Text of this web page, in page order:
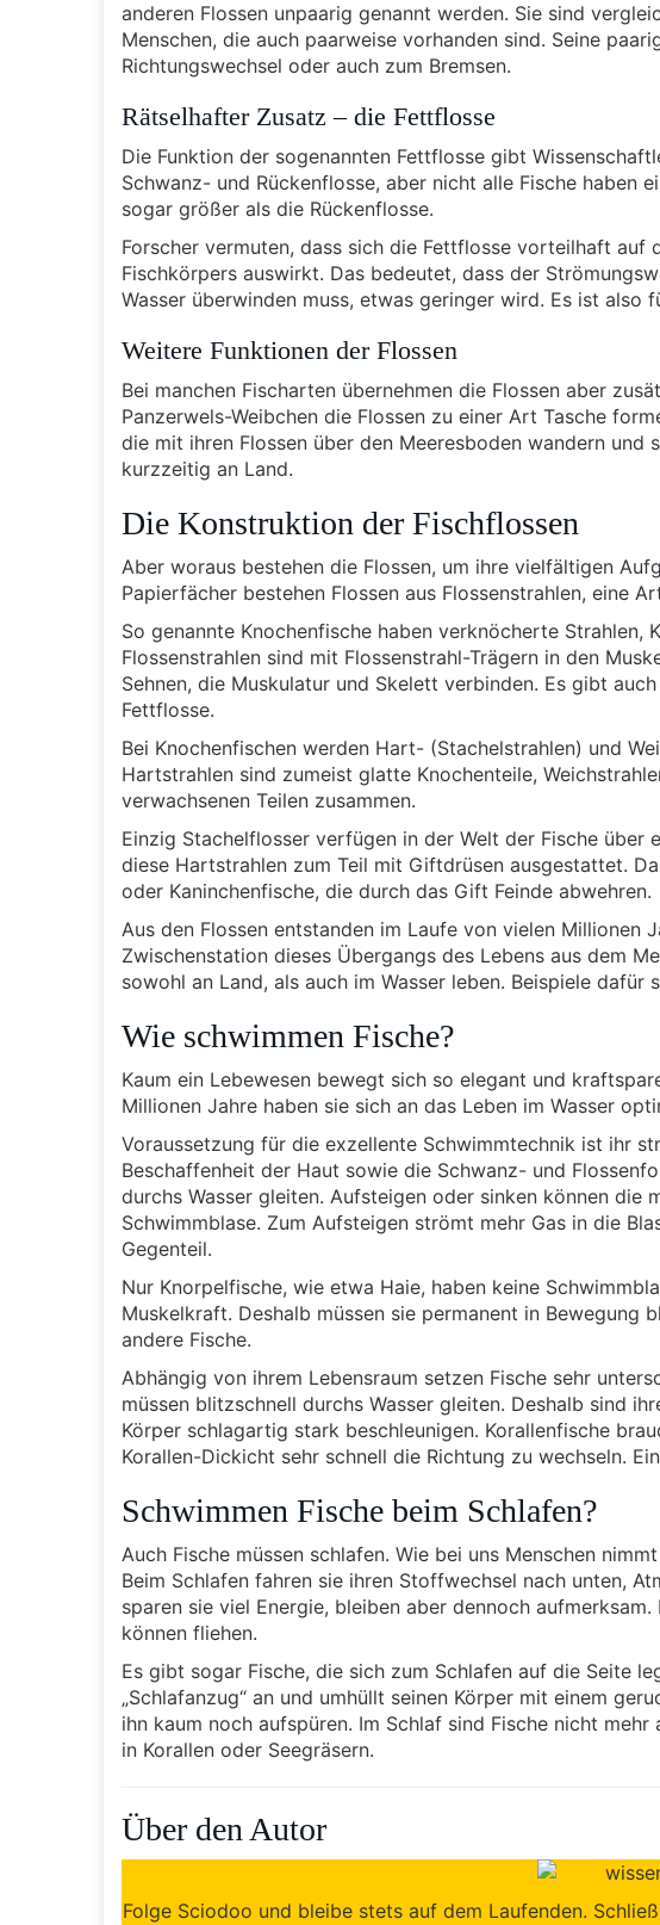
anderen Flossen unpaarig genannt werden. Sie sind
Menschen, die auch paarweise vorhanden sind. Seine
Richtungswechsel oder auch zum Bremsen.
Rätselhafter Zusatz – die Fettflosse
Die Funktion der sogenannten Fettflosse gibt
Schwanz- und Rückenflosse, aber nicht alle Fische haben
sogar größer als die Rückenflosse.
Forscher vermuten, dass sich die Fettflosse vorteilhaft auf
Fischkörpers auswirkt. Das bedeutet, dass der
Wasser überwinden muss, etwas geringer wird. Es ist also
Weitere Funktionen der Flossen
Bei manchen Fischarten übernehmen die Flossen aber
Panzerwels-Weibchen die Flossen zu einer Art Tasche
die mit ihren Flossen über den Meeresboden wandern und
kurzzeitig an Land.
Die Konstruktion der Fischflossen
Aber woraus bestehen die Flossen, um ihre vielfältigen
Papierfächer bestehen Flossen aus Flossenstrahlen, eine
So genannte Knochenfische haben verknöcherte
Flossenstrahlen sind mit Flossenstrahl-Trägern in den
Sehnen, die Muskulatur und Skelett verbinden. Es gibt
Fettflosse.
Bei Knochenfischen werden Hart- (Stachelstrahlen) und
Hartstrahlen sind zumeist glatte Knochenteile,
verwachsenen Teilen zusammen.
Einzig Stachelflosser verfügen in der Welt der Fische über
diese Hartstrahlen zum Teil mit Giftdrüsen ausgestattet.
oder Kaninchenfische, die durch das Gift Feinde abwehren.
Aus den Flossen entstanden im Laufe von vielen Millionen
Zwischenstation dieses Übergangs des Lebens aus dem
sowohl an Land, als auch im Wasser leben. Beispiele dafür
Wie schwimmen Fische?
Kaum ein Lebewesen bewegt sich so elegant und
Millionen Jahre haben sie sich an das Leben im Wasser
Voraussetzung für die exzellente Schwimmtechnik ist ihr
Beschaffenheit der Haut sowie die Schwanz- und
durchs Wasser gleiten. Aufsteigen oder sinken können die
Schwimmblase. Zum Aufsteigen strömt mehr Gas in die
Gegenteil.
Nur Knorpelfische, wie etwa Haie, haben keine
Muskelkraft. Deshalb müssen sie permanent in Bewegung
andere Fische.
Abhängig von ihrem Lebensraum setzen Fische sehr
müssen blitzschnell durchs Wasser gleiten. Deshalb sind
Körper schlagartig stark beschleunigen. Korallenfische
Korallen-Dickicht sehr schnell die Richtung zu wechseln.
Schwimmen Fische beim Schlafen?
Auch Fische müssen schlafen. Wie bei uns Menschen
Beim Schlafen fahren sie ihren Stoffwechsel nach unten,
sparen sie viel Energie, bleiben aber dennoch
können fliehen.
Es gibt sogar Fische, die sich zum Schlafen auf die Seite
„Schlafanzug“ an und umhüllt seinen Körper mit einem
ihn kaum noch aufspüren. Im Schlaf sind Fische nicht
in Korallen oder Seegräsern.
Über den Autor
Folge Sciodoo und bleibe stets auf dem Laufenden.